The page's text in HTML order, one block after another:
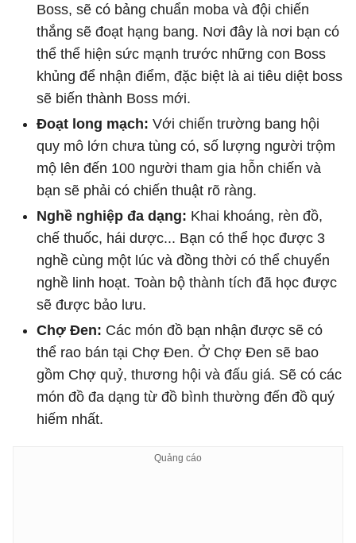
Boss, sẽ có bảng chuẩn moba và đội chiến
thắng sẽ đoạt hạng bang. Nơi đây là nơi bạn có
thể thể hiện sức mạnh trước những con Boss
khủng để nhận điểm, đặc biệt là ai tiêu diệt boss
sẽ biến thành Boss mới.
Đoạt long mạch: Với chiến trường bang hội
quy mô lớn chưa tùng có, số lượng người trộm
mộ lên đến 100 người tham gia hỗn chiến và
bạn sẽ phải có chiến thuật rõ ràng.
Nghề nghiệp đa dạng: Khai khoáng, rèn đồ,
chế thuốc, hái dược... Bạn có thể học được 3
nghề cùng một lúc và đồng thời có thể chuyển
nghề linh hoạt. Toàn bộ thành tích đã học được
sẽ được bảo lưu.
Chợ Đen: Các món đồ bạn nhận được sẽ có
thể rao bán tại Chợ Đen. Ở Chợ Đen sẽ bao
gồm Chợ quỷ, thương hội và đấu giá. Sẽ có các
món đồ đa dạng từ đồ bình thường đến đồ quý
hiếm nhất.